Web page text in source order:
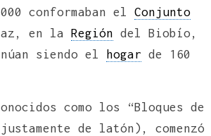
conformaban el Conjunto
en la Región del Biobío,
siendo el hogar de 160
como los “Bloques de
de latón), comenzó